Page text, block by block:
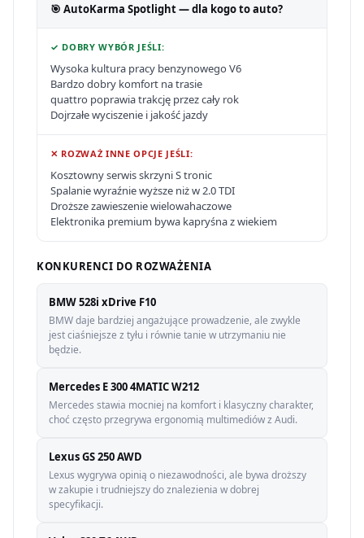
🎯 AutoKarma Spotlight — dla kogo to auto?
✓ DOBRY WYBÓR JEŚLI:
Wysoka kultura pracy benzynowego V6
Bardzo dobry komfort na trasie
quattro poprawia trakcję przez cały rok
Dojrzałe wyciszenie i jakość jazdy
✕ ROZWAŻ INNE OPCJE JEŚLI:
Kosztowny serwis skrzyni S tronic
Spalanie wyraźnie wyższe niż w 2.0 TDI
Droższe zawieszenie wielowahaczowe
Elektronika premium bywa kapryśna z wiekiem
KONKURENCI DO ROZWAŻENIA
BMW 528i xDrive F10
BMW daje bardziej angażujące prowadzenie, ale zwykle
jest ciaśniejsze z tyłu i równie tanie w utrzymaniu nie
będzie.
Mercedes E 300 4MATIC W212
Mercedes stawia mocniej na komfort i klasyczny charakter,
choć często przegrywa ergonomią multimediów z Audi.
Lexus GS 250 AWD
Lexus wygrywa opinią o niezawodności, ale bywa droższy
w zakupie i trudniejszy do znalezienia w dobrej
specyfikacji.